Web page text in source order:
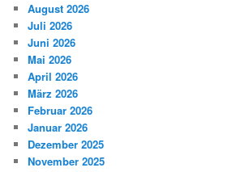
August 2026
Juli 2026
Juni 2026
Mai 2026
April 2026
März 2026
Februar 2026
Januar 2026
Dezember 2025
November 2025